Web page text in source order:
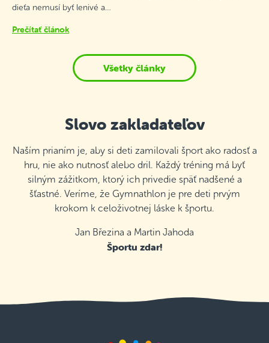
dieťa nemusí byť lenivé a…
Prečítať článok
Všetky články
Slovo zakladateľov
Naším prianím je, aby si deti zamilovali šport ako radosť a
hru, nie ako nutnosť alebo dril. Každý tréning má byť
silným zážitkom, ktorý ich privedie späť nadšené a
šťastné. Veríme, že Gymnathlon je pre deti prvým
krokom k celoživotnej láske k športu.
Jan Březina a Martin Jahoda
Športu zdar!